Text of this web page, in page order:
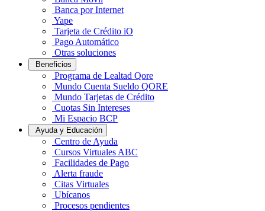
Banca por Internet
Yape
Tarjeta de Crédito iO
Pago Automático
Otras soluciones
Beneficios
Programa de Lealtad Qore
Mundo Cuenta Sueldo QORE
Mundo Tarjetas de Crédito
Cuotas Sin Intereses
Mi Espacio BCP
Ayuda y Educación
Centro de Ayuda
Cursos Virtuales ABC
Facilidades de Pago
Alerta fraude
Citas Virtuales
Ubícanos
Procesos pendientes